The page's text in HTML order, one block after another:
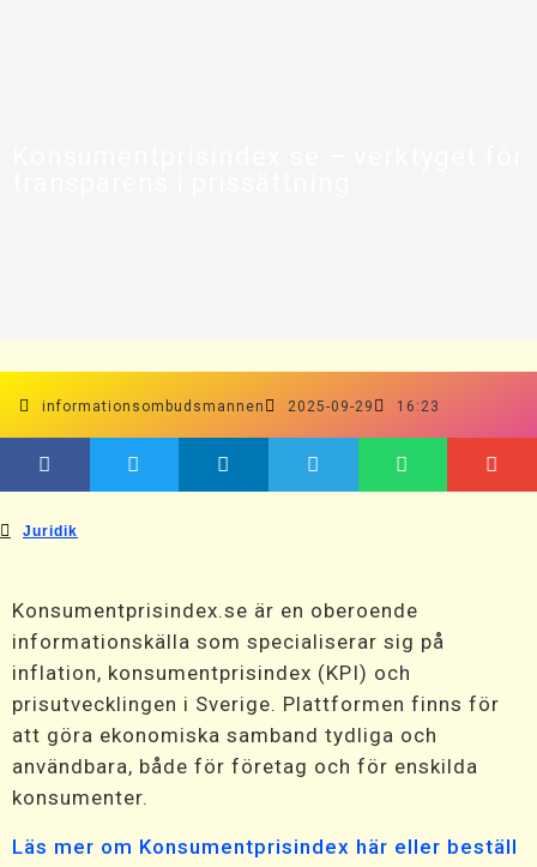
informationsombudsmannen 2025-09-29 16:23
Juridik
Konsumentprisindex.se är en oberoende
informationskälla som specialiserar sig på
inflation, konsumentprisindex (KPI) och
prisutvecklingen i Sverige. Plattformen finns för
att göra ekonomiska samband tydliga och
användbara, både för företag och för enskilda
konsumenter.
Läs mer om Konsumentprisindex här eller beställ